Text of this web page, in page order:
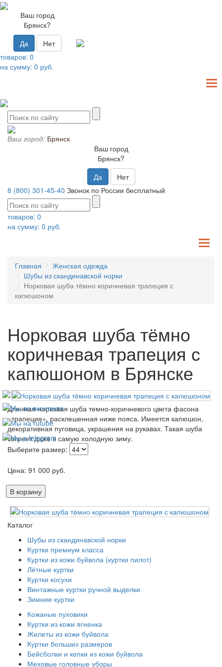
Ваш город
Брянск?
Да
Нет
товаров: 0
на сумму: 0 руб.
Ваш город: Брянск
Ваш город
Брянск?
Да
Нет
8 (800) 301-45-40 Звонок по России бесплатный
товаров: 0
на сумму: 0 руб.
Главная
Женская одежда
Шубы из скандинавской норки
Норковая шуба тёмно коричневая трапеция с
капюшоном
Норковая шуба тёмно
коричневая трапеция с
капюшоном в Брянске
Длинная норковая шуба темно-коричневого цвета фасона
«трапеция», расклешенная ниже пояса. Имеется капюшон,
декоративная пуговица, украшения на рукавах. Такая шуба
согреет даже в самую холодную зиму.
Выберите размер:
Цена: 91 000 руб.
В корзину
Каталог
Шубы из скандинавской норки
Куртки премиум класса
Куртки из кожи буйвола (куртки пилот)
Лётные куртки
Куртки косухи
Винтажные куртки ручной выделки
Зимние куртки
Кожаные пуховики
Куртки из кожи ягненка
Жилеты из кожи буйвола
Куртки больших размеров
Бейсболки и кепки из кожи буйвола
Меховые головные уборы